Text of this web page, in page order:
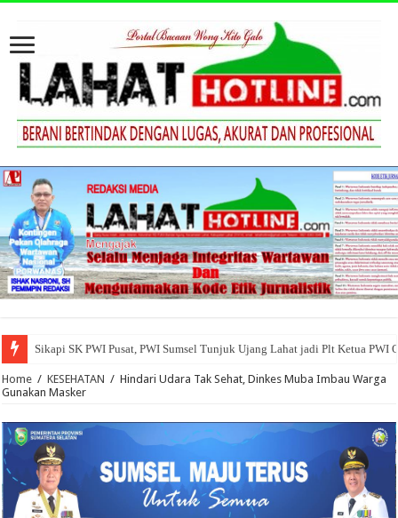
Sikapi SK PWI Pusat, PWI Sumsel Tunjuk Ujang Lahat jadi Plt Ketua PWI
Home / KESEHATAN / Hindari Udara Tak Sehat, Dinkes Muba Imbau Warga
Gunakan Masker